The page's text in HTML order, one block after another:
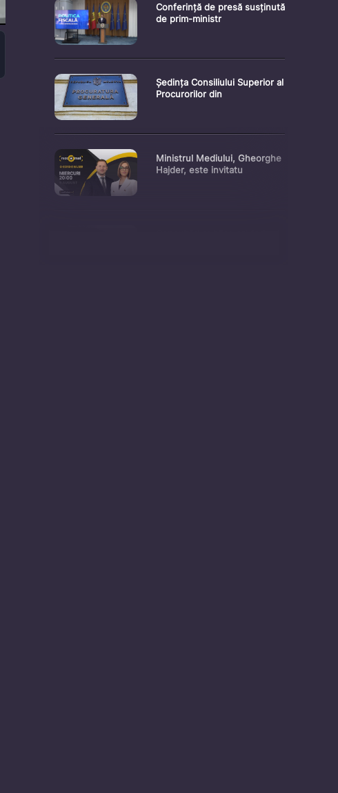
Conferință de presă susținută
de prim-ministr
Ședința Consiliului Superior al
Procurorilor din
Ministrul Mediului, Gheorghe
Hajder, este invitatu